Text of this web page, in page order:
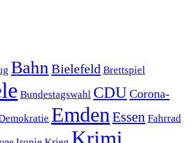
Bahn Bielefeld Brettspiel
Bundestagswahl CDUCorona-
Emden Essen Fahrrad